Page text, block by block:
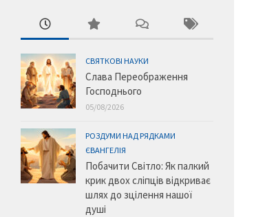
СВЯТКОВІ НАУКИ
Слава Переображення
Господнього
05/08/2026
РОЗДУМИ НАД РЯДКАМИ
ЄВАНГЕЛІЯ
Побачити Світло: Як палкий
крик двох сліпців відкриває
шлях до зцілення нашої
душі